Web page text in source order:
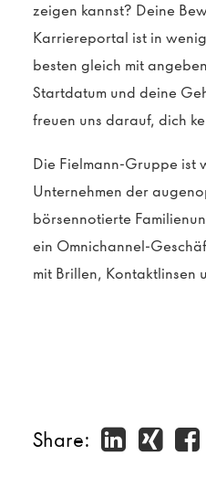
zeigen kannst? Deine
Karriereportal ist in
besten gleich mit
Startdatum und deine
freuen uns darauf, dich
Die Fielmann-Gruppe
Unternehmen der
börsennotierte
ein Omnichannel-
mit Brillen, Kontaktlinsen
Share: